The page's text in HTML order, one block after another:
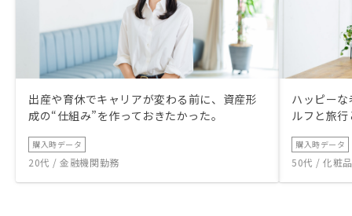
出産や育休でキャリアが変わる前に、資産形
成の“仕組み”を作っておきたかった。
購入時データ
20代 / 金融機関勤務
ハッピー
ルフと旅
購入時データ
50代 / 化粧